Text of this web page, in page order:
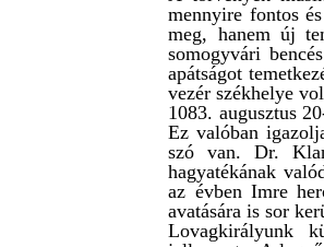
mennyire fontos
meg, hanem új
somogyvári
apátságot
vezér székhelye
1083. augusztus
Ez valóban
szó van. Dr.
hagyatékának
az évben Imre
avatására is sor
Lovagkirályunk